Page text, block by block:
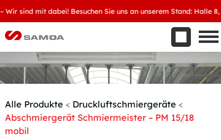
sind mit dabei! Besuchen Sie uns an unserem Stand: Halle 8,
Aktuelles
Kontakt
Handelspartner werden
Alle Produkte < Druckluftschmiergeräte <
Abschmiergerät Schmiermeister – PM 15/18
mobil